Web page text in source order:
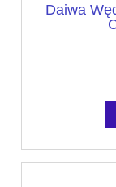
Daiwa